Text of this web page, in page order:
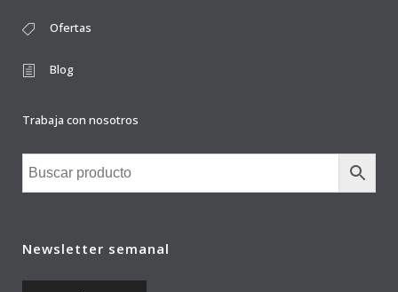
Ofertas
Blog
Trabaja con nosotros
Newsletter semanal